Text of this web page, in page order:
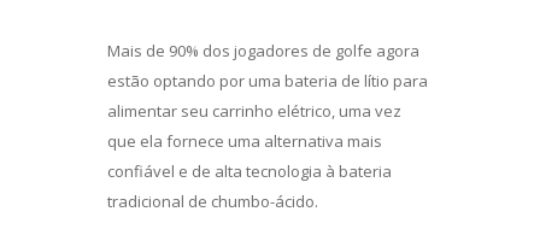
Mais de 90% dos jogadores de golfe agora
estão optando por uma bateria de lítio para
alimentar seu carrinho elétrico, uma vez
que ela fornece uma alternativa mais
confiável e de alta tecnologia à bateria
tradicional de chumbo-ácido.